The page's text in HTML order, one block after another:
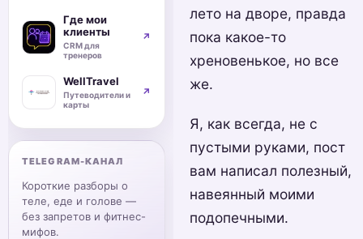
лето на дворе, правда
пока какое-то
хреновенькое, но все
же.
Я, как всегда, не с
пустыми руками, пост
вам написал полезный,
навеянный моими
подопечными.
Где мои
клиенты
CRM для
тренеров
↗
WellTravel
Путеводители и
карты
↗
TELEGRAM-КАНАЛ
Короткие разборы о
теле, еде и голове —
без запретов и фитнес-
мифов.